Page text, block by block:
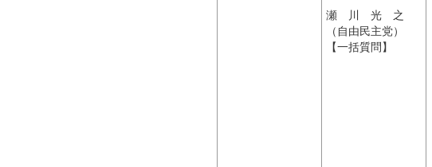
瀬 川 光 之
（自由民主党）
【一括質問】